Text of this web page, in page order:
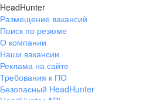
HeadHunter
Размещение вакансий
Поиск по резюме
О компании
Наши вакансии
Реклама на сайте
Требования к ПО
Безопасный HeadHunter